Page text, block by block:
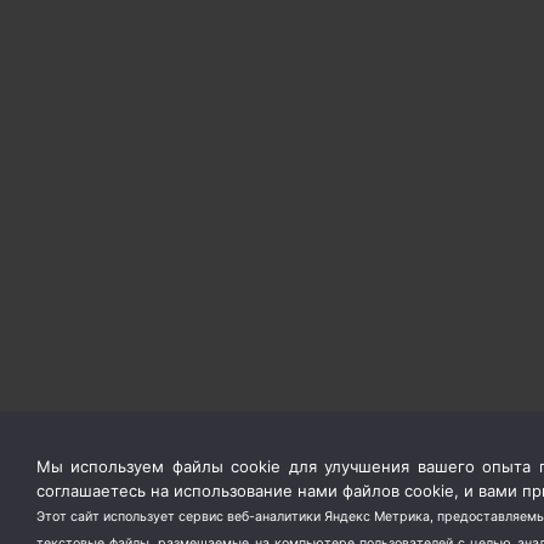
Мы используем файлы cookie для улучшения вашего опыта
соглашаетесь на использование нами файлов cookie, и вами
Этот сайт использует сервис веб-аналитики Яндекс Метрика,